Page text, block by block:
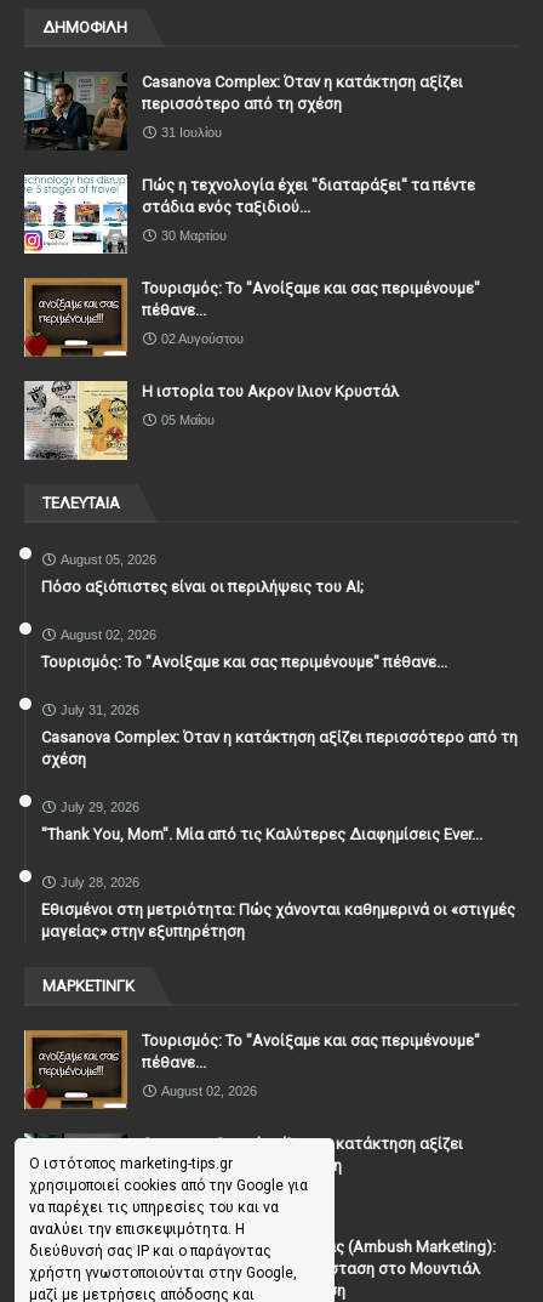
Ο ιστότοπος marketing-tips.gr
χρησιμοποιεί cookies από την Google για
να παρέχει τις υπηρεσίες του και να
αναλύει την επισκεψιμότητα. Η
διεύθυνσή σας IP και ο παράγοντας
χρήστη γνωστοποιούνται στην Google,
μαζί με μετρήσεις απόδοσης και
ΔΗΜΟΦΙΛΗ
Casanova Complex: Όταν η κατάκτηση αξίζει
περισσότερο από τη σχέση
31 Ιουλίου
Πώς η τεχνολογία έχει ''διαταράξει'' τα πέντε
στάδια ενός ταξιδιού...
30 Μαρτίου
Τουρισμός: Το "Ανοίξαμε και σας περιμένουμε"
πέθανε...
02 Αυγούστου
Η ιστορία του Ακρον Ιλιον Κρυστάλ
05 Μαΐου
ΤΕΛΕΥΤΑΙΑ
August 05, 2026
Πόσο αξιόπιστες είναι οι περιλήψεις του ΑΙ;
August 02, 2026
Τουρισμός: Το "Ανοίξαμε και σας περιμένουμε" πέθανε...
July 31, 2026
Casanova Complex: Όταν η κατάκτηση αξίζει περισσότερο από τη
σχέση
July 29, 2026
"Thank You, Mοm". Μία από τις Καλύτερες Διαφημίσεις Ever...
July 28, 2026
Εθισμένοι στη μετριότητα: Πώς χάνονται καθημερινά οι «στιγμές
μαγείας» στην εξυπηρέτηση
ΜΑΡΚΕΤΙΝΓΚ
Τουρισμός: Το "Ανοίξαμε και σας περιμένουμε"
πέθανε...
August 02, 2026
Casanova Complex: Όταν η κατάκτηση αξίζει
περισσότερο από τη σχέση
July 31, 2026
To Μάρκετινγκ της Ενέδρας (Ambush Marketing):
Πώς να κλέψεις την παράσταση στο Μουντιάλ
χωρίς (επίσημη) πρόσκληση